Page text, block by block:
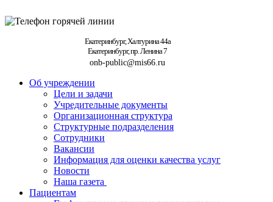
Екатеринбург, Халтурина 44а
Екатеринбург, пр. Ленина 7
onb-public@mis66.ru
Об учреждении
Цели и задачи
Учредительные документы
Организационная структура
Структурные подразделения
Сотрудники
Вакансии
Информация для оценки качества услуг
Новости
​​Наша газета
Пациентам